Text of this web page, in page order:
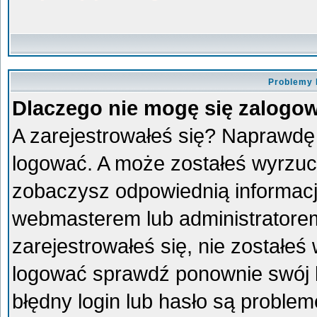
Problemy
Dlaczego nie mogę się
A zarejestrowałeś się?
logować. A może zostałeś
zobaczysz odpowiednią
webmasterem lub
zarejestrowałeś się, nie
logować sprawdź ponownie swój
błędny login lub hasło są